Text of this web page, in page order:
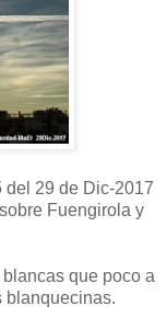
del 29 de Dic-2017
Fuengirola y
que poco a
blanquecinas.